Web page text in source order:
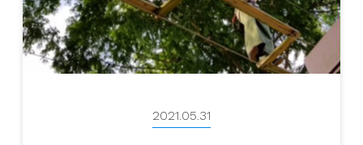
2021.05.31